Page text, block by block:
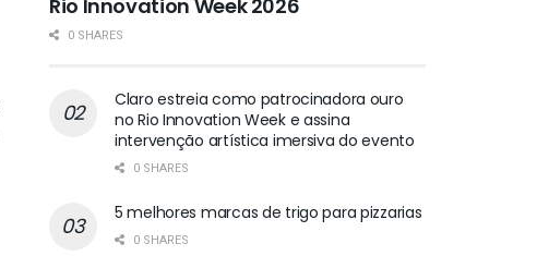
Rio Innovation Week 2026
0 SHARES
Claro estreia como patrocinadora ouro
no Rio Innovation Week e assina
intervenção artística imersiva do evento
0 SHARES
5 melhores marcas de trigo para pizzarias
0 SHARES